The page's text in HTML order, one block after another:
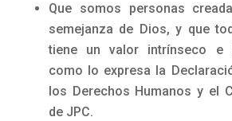
Que somos personas
semejanza de Dios, y que
tiene un valor intrínseco e
como lo expresa la
los Derechos Humanos y el
de JPC.